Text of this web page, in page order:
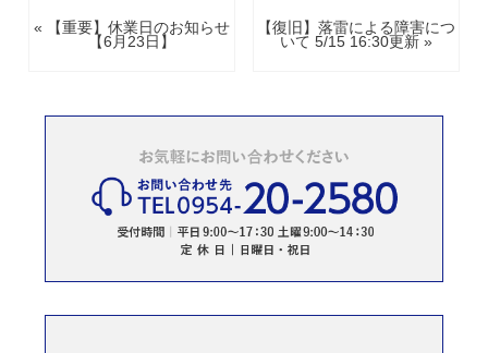
« 【重要】休業日のお知らせ
【6月23日】
【復旧】落雷による障害につ
いて 5/15 16:30更新 »